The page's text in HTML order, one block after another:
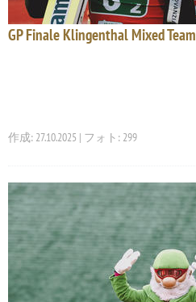
GP Finale Klingenthal Mixed Team
作成: 27.10.2025 | フォト: 299